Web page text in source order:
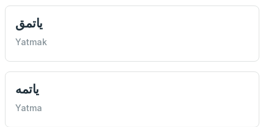
ياتمق
Yatmak
ياتمه
Yatma